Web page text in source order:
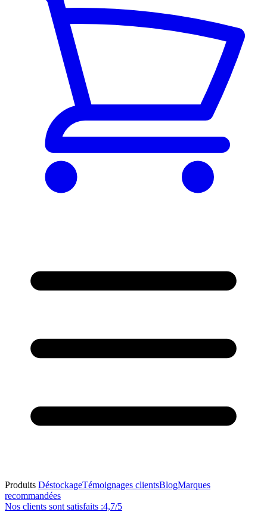
Produits DéstockageTémoignages clientsBlogMarques
recommandées
Nos clients sont satisfaits :4,7/5